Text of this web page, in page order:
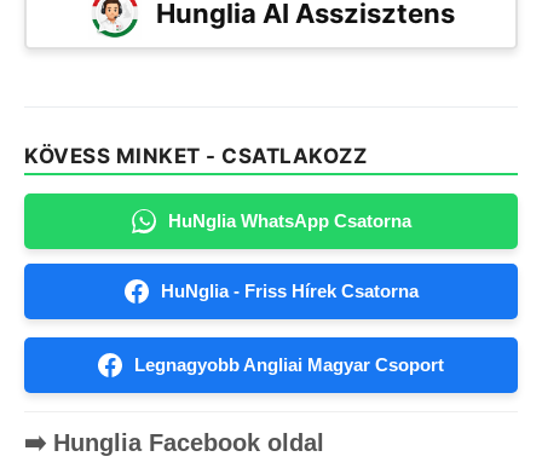
Hunglia AI Asszisztens
KÖVESS MINKET - CSATLAKOZZ
HuNglia WhatsApp Csatorna
HuNglia - Friss Hírek Csatorna
Legnagyobb Angliai Magyar Csoport
➡️ Hunglia Facebook oldal